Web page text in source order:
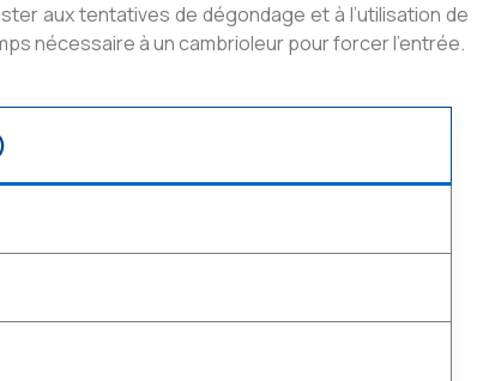
aux tentatives de dégondage et à l’utilisation de
nécessaire à un cambrioleur pour forcer l’entrée.